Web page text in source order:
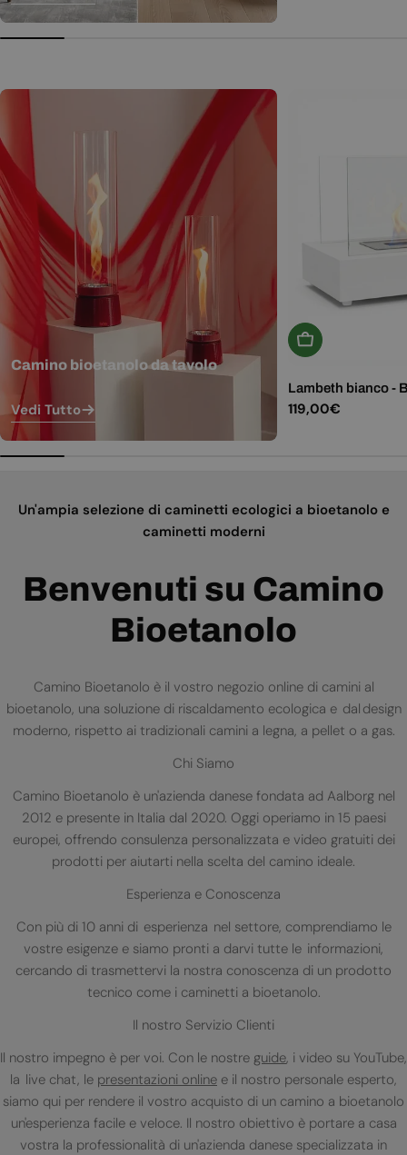
Camino bioetanolo da tavolo
Vedi Tutto
Aggiungi Al
Lambeth bianco -
Prezzo
119,00€
Un'ampia selezione di caminetti ecologici a bioetanolo e
caminetti moderni
Benvenuti su Camino
Bioetanolo
Camino Bioetanolo è il vostro negozio online di camini al
bioetanolo, una soluzione di riscaldamento ecologica e dal design
moderno, rispetto ai tradizionali camini a legna, a pellet o a gas.
Chi Siamo
Camino Bioetanolo è un'azienda danese fondata ad Aalborg nel
2012 e presente in Italia dal 2020. Oggi operiamo in 15 paesi
europei, offrendo consulenza personalizzata e video gratuiti dei
prodotti per aiutarti nella scelta del camino ideale.
Esperienza e Conoscenza
Con più di 10 anni di esperienza nel settore, comprendiamo le
vostre esigenze e siamo pronti a darvi tutte le informazioni,
cercando di trasmettervi la nostra conoscenza di un prodotto
tecnico come i caminetti a bioetanolo.
Il nostro Servizio Clienti
Il nostro impegno è per voi. Con le nostre guide, i video su YouTube,
la live chat, le presentazioni online e il nostro personale esperto,
siamo qui per rendere il vostro acquisto di un camino a bioetanolo
un'esperienza facile e veloce. Il nostro obiettivo è portare a casa
vostra la professionalità di un'azienda danese specializzata in